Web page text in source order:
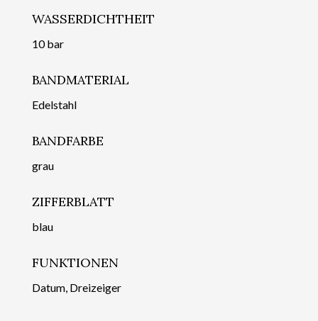
WASSERDICHTHEIT
10 bar
BANDMATERIAL
Edelstahl
BANDFARBE
grau
ZIFFERBLATT
blau
FUNKTIONEN
Datum, Dreizeiger